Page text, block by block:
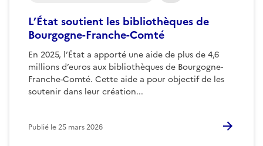
L’État soutient les bibliothèques de
Bourgogne-Franche-Comté
En 2025, l’État a apporté une aide de plus de 4,6
millions d’euros aux bibliothèques de Bourgogne-
Franche-Comté. Cette aide a pour objectif de les
soutenir dans leur création...
Publié le25 mars 2026